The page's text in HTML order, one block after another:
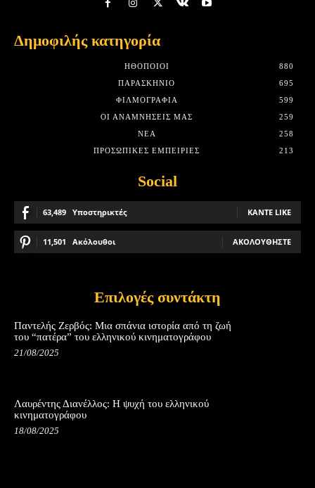
Δημοφιλής κατηγορία
HΘΟΠΟΙΟΊ
880
ΠΑΡΑΣΚΉΝΙΟ
695
ΦΙΛΜΟΓΡΑΦΊΑ
599
ΟΙ ΑΝΑΜΝΉΣΕΙΣ ΜΑΣ
259
ΝΈΑ
258
ΠΡΟΣΩΠΙΚΈΣ ΕΜΠΕΙΡΊΕΣ
213
Social
63,489 Υποστηρικτές ΚΆΝΤΕ LIKE
11,501 Ακόλουθοι ΑΚΟΛΟΥΘΉΣΤΕ
Επιλογές συντάκτη
Παντελής Ζερβός: Μια σπάνια ιστορία από τη ζωή
του “πατέρα” του ελληνικού κινηματογράφου
21/08/2025
Λαυρέντης Διανέλλος: Η ψυχή του ελληνικού
κινηματογράφου
18/08/2025